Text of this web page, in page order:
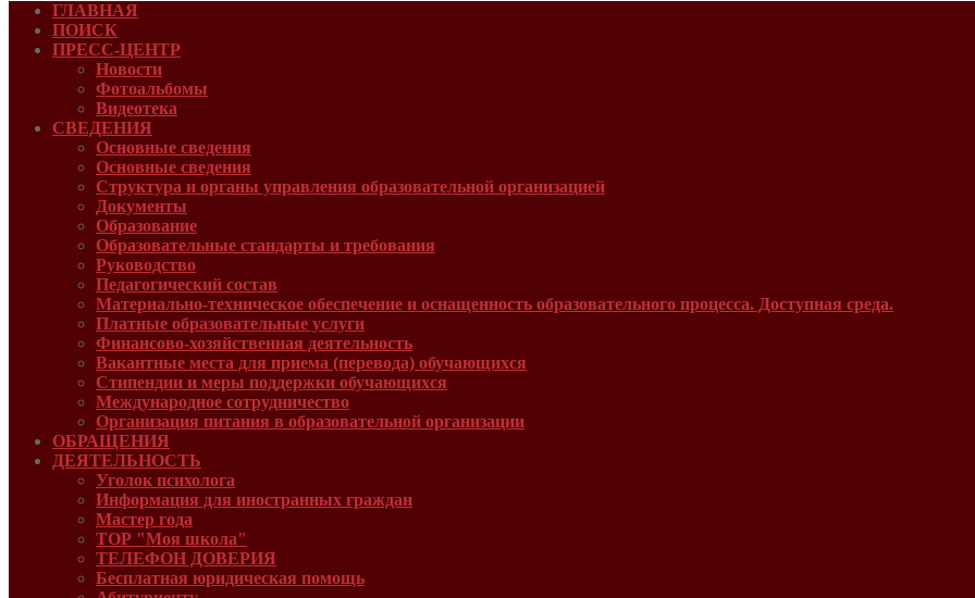
ГЛАВНАЯ
ПОИСК
ПРЕСС-ЦЕНТР
Новости
Фотоальбомы
Видеотека
СВЕДЕНИЯ
Основные сведения
Основные сведения
Структура и органы управления образовательной организацией
Документы
Образование
Образовательные стандарты и требования
Руководcтво
Педагогический состав
Материально-техническое обеспечение и оснащенность образовательного процесса. Доступная среда.
Платные образовательные услуги
Финансово-хозяйственная деятельность
Вакантные места для приема (перевода) обучающихся
Стипендии и меры поддержки обучающихся
Международное сотрудничество
Организация питания в образовательной организации
ОБРАЩЕНИЯ
ДЕЯТЕЛЬНОСТЬ
Уголок психолога
Информация для иностранных граждан
Мастер года
ТОР "Моя школа"
ТЕЛЕФОН ДОВЕРИЯ
Бесплатная юридическая помощь